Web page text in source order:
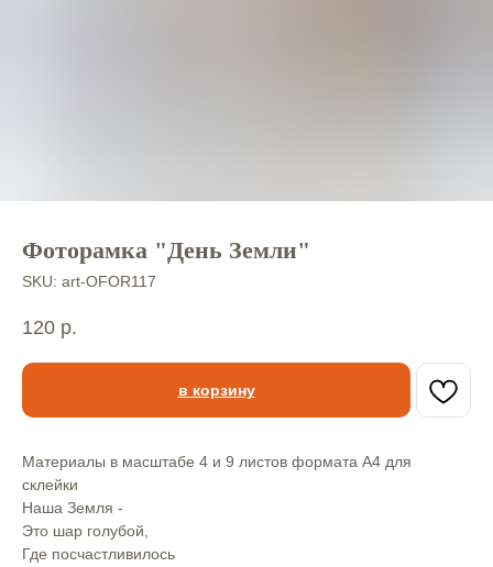
Фоторамка "День Земли"
SKU: art-OFOR117
120 р.
в корзину
Материалы в масштабе 4 и 9 листов формата А4 для
склейки
Наша Земля -
Это шар голубой,
Где посчастливилось